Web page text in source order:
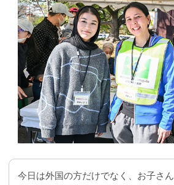
今日は外国の方だけでなく、お子さん